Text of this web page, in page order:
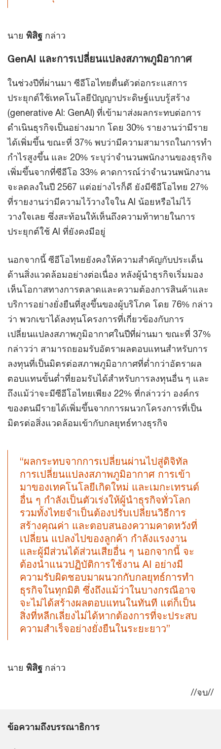
นาย พิสิฐ กล่าว
GenAI และการเปลี่ยนแปลงสภาพภูมิอากาศ
ในช่วงปีที่ผ่านมา ซีอีโอไทยตื่นตัวต่อกระแสการ
ประยุกต์ใช้เทคโนโลยีปัญญาประดิษฐ์แบบรู้สร้าง
(generative AI: GenAI) ที่เข้ามาส่งผลกระทบต่อการ
ดำเนินธุรกิจเป็นอย่างมาก โดย 30% รายงานว่ามีราย
ได้เพิ่มขึ้น ขณะที่ 37% พบว่ามีความสามารถในการทำ
กำไรสูงขึ้น และ 20% ระบุว่าจำนวนพนักงานของธุรกิจ
เพิ่มขึ้นจากที่ซีอีโอ 33% คาดการณ์ว่าจำนวนพนักงาน
จะลดลงในปี 2567 แต่อย่างไรก็ดี ยังมีซีอีโอไทย 27%
ที่รายงานว่ามีความไว้วางใจใน AI น้อยหรือไม่ไว้
วางใจเลย ซึ่งสะท้อนให้เห็นถึงความท้าทายในการ
ประยุกต์ใช้ AI ที่ยังคงมีอยู่
นอกจากนี้ ซีอีโอไทยยังคงให้ความสำคัญกับประเด็น
ด้านสิ่งแวดล้อมอย่างต่อเนื่อง หลังผู้นำธุรกิจเริ่มมอง
เห็นโอกาสทางการตลาดและความต้องการสินค้าและ
บริการอย่างยั่งยืนที่สูงขึ้นของผู้บริโภค โดย 76% กล่าว
ว่า พวกเขาได้ลงทุนโครงการที่เกี่ยวข้องกับการ
เปลี่ยนแปลงสภาพภูมิอากาศในปีที่ผ่านมา ขณะที่ 37%
กล่าวว่า สามารถยอมรับอัตราผลตอบแทนสำหรับการ
ลงทุนที่เป็นมิตรต่อสภาพภูมิอากาศที่ต่ำกว่าอัตราผล
ตอบแทนขั้นต่ำที่ยอมรับได้สำหรับการลงทุนอื่น ๆ และ
ถึงแม้ว่าจะมีซีอีโอไทยเพียง 22% ที่กล่าวว่า องค์กร
ของตนมีรายได้เพิ่มขึ้นจากการผนวกโครงการที่เป็น
มิตรต่อสิ่งแวดล้อมเข้ากับกลยุทธ์ทางธุรกิจ
“ผลกระทบจากการเปลี่ยนผ่านไปสู่ดิจิทัล
การเปลี่ยนแปลงสภาพภูมิอากาศ การเข้า
มาของเทคโนโลยีเกิดใหม่ และเมกะเทรนด์
อื่น ๆ กำลังเป็นตัวเร่งให้ผู้นำธุรกิจทั่วโลก
รวมทั้งไทยจำเป็นต้องปรับเปลี่ยนวิธีการ
สร้างคุณค่า และตอบสนองความคาดหวังที่
เปลี่ยน แปลงไปของลูกค้า กำลังแรงงาน
และผู้มีส่วนได้ส่วนเสียอื่น ๆ นอกจากนี้ จะ
ต้องนำแนวปฏิบัติการใช้งาน AI อย่างมี
ความรับผิดชอบมาผนวกกับกลยุทธ์การทำ
ธุรกิจในทุกมิติ ซึ่งถึงแม้ว่าในบางกรณีอาจ
จะไม่ได้สร้างผลตอบแทนในทันที แต่ก็เป็น
สิ่งที่หลีกเลี่ยงไม่ได้หากต้องการที่จะประสบ
ความสำเร็จอย่างยั่งยืนในระยะยาว”
นาย พิสิฐ กล่าว
//จบ//
ข้อความถึงบรรณาธิการ